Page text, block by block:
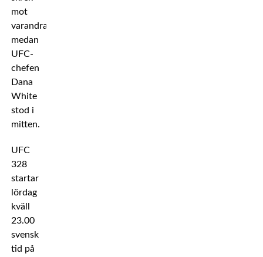
mot
varandra
medan
UFC-
chefen
Dana
White
stod i
mitten.
UFC
328
startar
lördag
kväll
23.00
svensk
tid på